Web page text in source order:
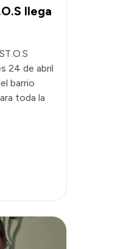
llega
24 de abril
barrio
toda la